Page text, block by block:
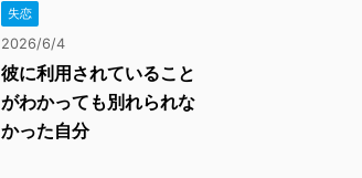
失恋
2026/6/4
彼に利用されていること
がわかっても別れられな
かった自分